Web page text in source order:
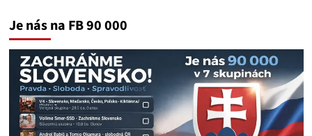
Je nás na FB 90 000